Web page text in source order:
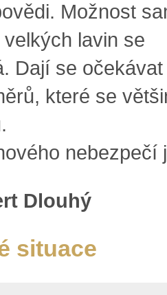
Možnost
lavin se
Dají se
které se
nebezpečí
Dlouhý
situace